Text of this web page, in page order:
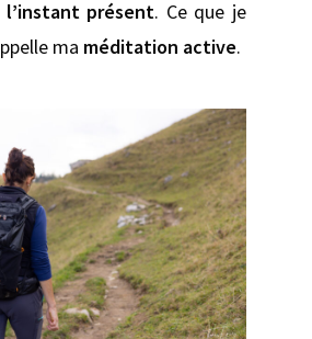
l’instant présent. Ce que je
ma méditation active.